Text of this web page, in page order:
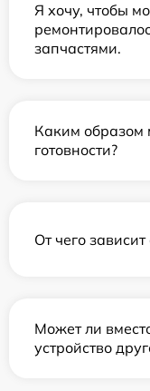
Я хочу, чтобы
запчастями.
Каким образом
готовности?
От чего
Может ли
устройство